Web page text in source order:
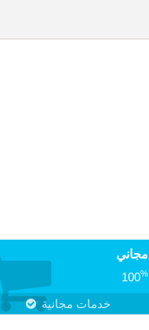
مجاني
100%
خدمات مجانية